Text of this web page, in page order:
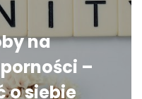
na
–
o siebie